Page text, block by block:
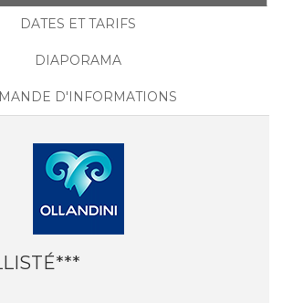
DATES ET TARIFS
DIAPORAMA
D'INFORMATIONS